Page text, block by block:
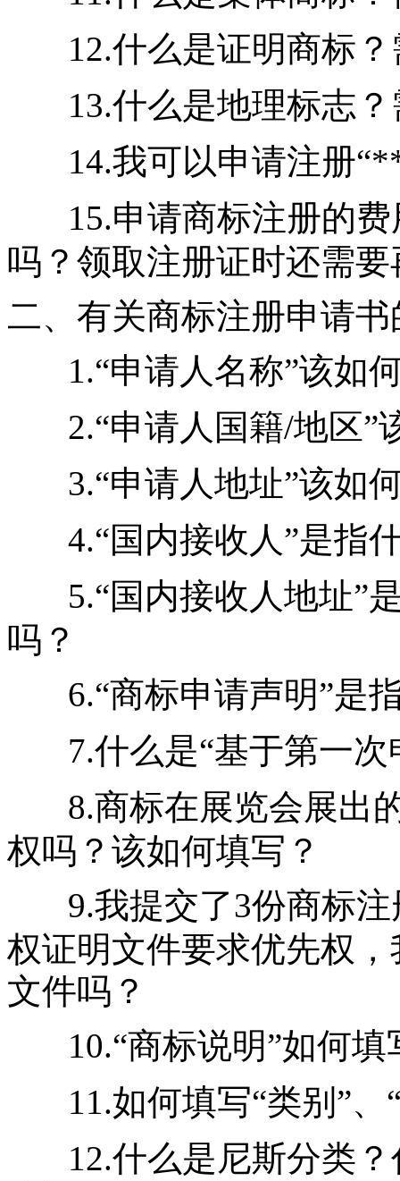
12.什么是证明商标
13.什么是地理标志
14.我可以申请注册
15.申请商标注册的
吗？领取注册证时还需
二、有关商标注册申请书
1.“申请人名称”该如
2.“申请人国籍/地区”
3.“申请人地址”该如
4.“国内接收人”是指
5.“国内接收人地址”
吗？
6.“商标申请声明”是
7.什么是“基于第一
8.商标在展览会展出
权吗？该如何填写？
9.我提交了3份商标
权证明文件要求优先权
文件吗？
10.“商标说明”如何填
11.如何填写“类别”
12.什么是尼斯分类